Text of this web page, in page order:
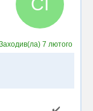
7 лютого